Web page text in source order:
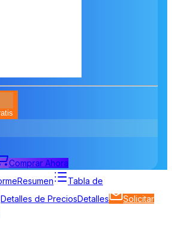
Comprar Ahora
Resumen
Tabla de
Detalles de PreciosDetalles
Solicitar